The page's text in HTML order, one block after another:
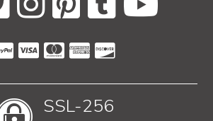
SSL-256